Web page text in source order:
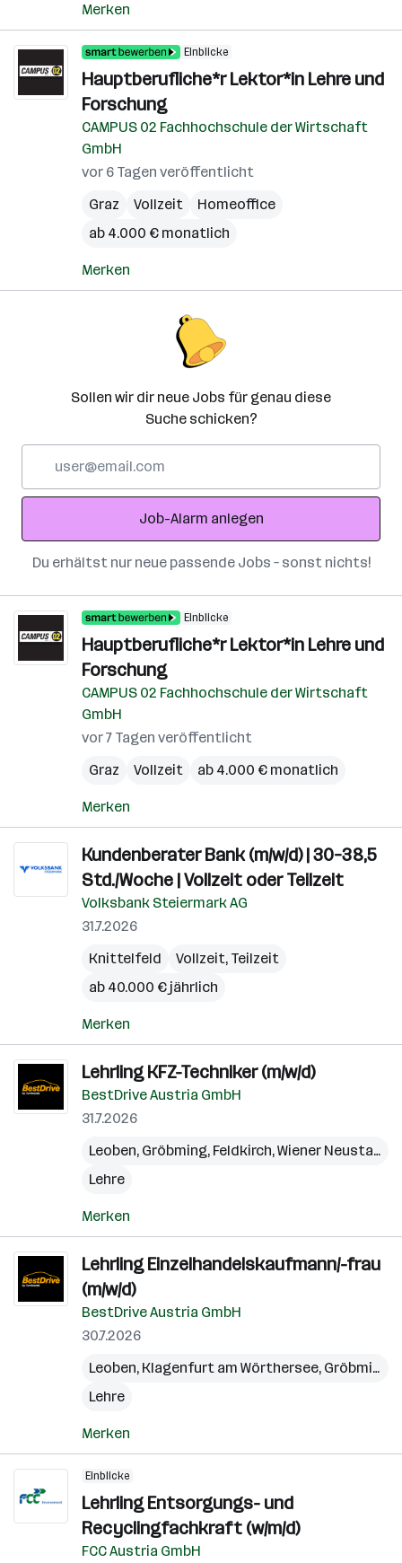
Merken
Einblicke
Hauptberufliche*r Lektor*in Lehre und
Forschung
CAMPUS 02 Fachhochschule der Wirtschaft
GmbH
vor 6 Tagen veröffentlicht
Graz
Vollzeit
Homeoffice
ab 4.000 € monatlich
Merken
Sollen wir dir neue Jobs für genau diese
Suche schicken?
Adresse
Job-Alarm anlegen
Du erhältst nur neue passende Jobs – sonst nichts!
Einblicke
Hauptberufliche*r Lektor*in Lehre und
Forschung
CAMPUS 02 Fachhochschule der Wirtschaft
GmbH
vor 7 Tagen veröffentlicht
Graz
Vollzeit ab 4.000 € monatlich
Merken
Kundenberater Bank (m/w/d) | 30–38,5
Std./Woche | Vollzeit oder Teilzeit
Volksbank Steiermark AG
31.7.2026
Knittelfeld
Vollzeit, Teilzeit
ab 40.000 € jährlich
Merken
Lehrling KFZ-Techniker (m/w/d)
BestDrive Austria GmbH
31.7.2026
Leoben, Gröbming, Feldkirch,Wiener Neustadt
Lehre
Merken
Lehrling Einzelhandelskaufmann/-frau
(m/w/d)
BestDrive Austria GmbH
30.7.2026
Leoben, Klagenfurt am Wörthersee, Gröbming
Lehre
Merken
Einblicke
Lehrling Entsorgungs- und
Recyclingfachkraft (w/m/d)
FCC Austria GmbH